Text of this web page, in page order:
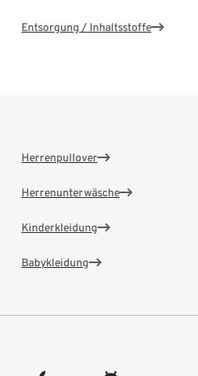
Entsorgung / Inhaltsstoffe
Herrenpullover
Herrenunterwäsche
Kinderkleidung
Babykleidung